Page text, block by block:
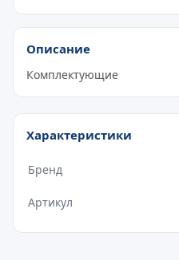
Описание
Комплектующие
Характеристики
Бренд
Артикул